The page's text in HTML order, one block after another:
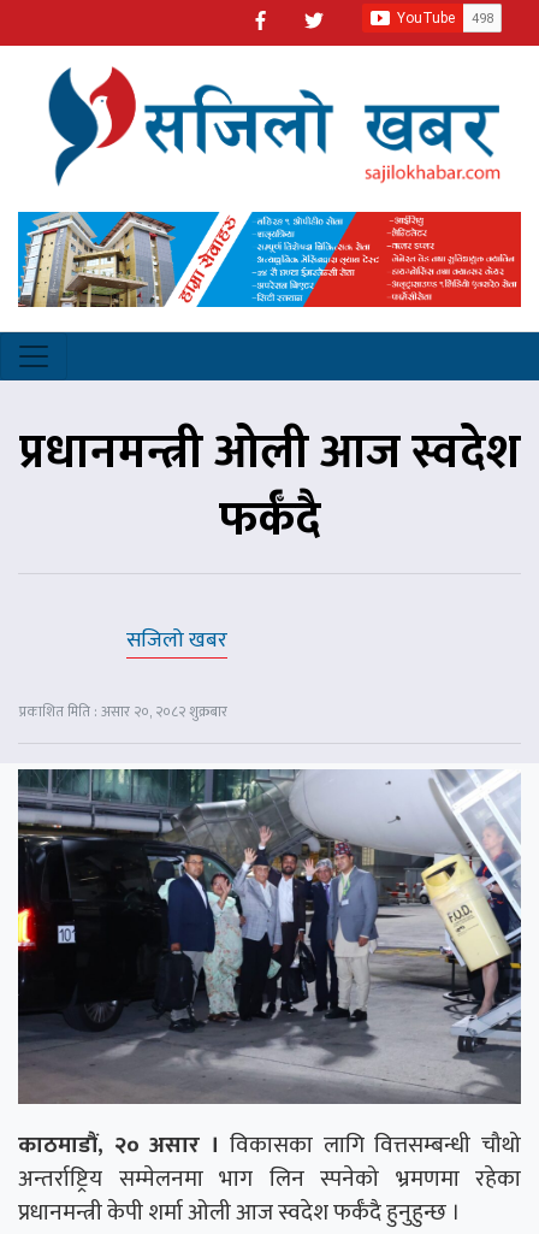
प्रधानमन्त्री ओली आज स्वदेश
फर्कँदै
सजिलो खबर
प्रकाशित मिति : असार २०, २०८२ शुक्रबार
काठमाडौं, २० असार । विकासका लागि वित्तसम्बन्धी चौथो
अन्तर्राष्ट्रिय सम्मेलनमा भाग लिन स्पनेको भ्रमणमा रहेका
प्रधानमन्त्री केपी शर्मा ओली आज स्वदेश फर्कँदै हुनुहुन्छ ।